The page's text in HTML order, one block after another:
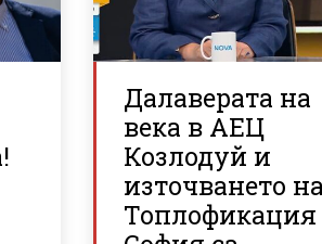
Далаверата на
века в АЕЦ
Козлодуй и
източването